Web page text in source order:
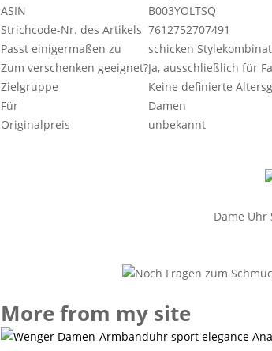
ASIN
B003YOLTSQ
Strichcode-Nr. des Artikels 7612752707491
Passt einigermaßen zu
schicken
Zum verschenken geeignet?Ja, ausschließlich für
Zielgruppe
Keine definierte
Für
Damen
Originalpreis
unbekannt
Dame Uhr
More from my site